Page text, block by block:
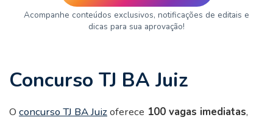
Acompanhe conteúdos exclusivos, notificações de editais e
dicas para sua aprovação!
Concurso TJ BA Juiz
O concurso TJ BA Juizoferece 100 vagas imediatas,